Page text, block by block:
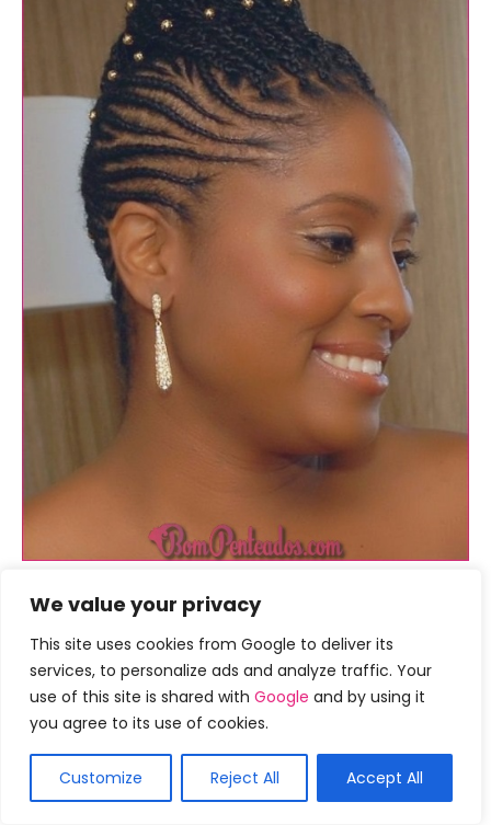
We value your privacy
This site uses cookies from Google to deliver its
services, to personalize ads and analyze traffic. Your
use of this site is shared with Google and by using it
you agree to its use of cookies.
Customize Reject All Accept All
Se você está procurando algum penteado para
tornar seu dia especial mais especial, então você vai
adorar este penteado com certeza.
16.) Side Part